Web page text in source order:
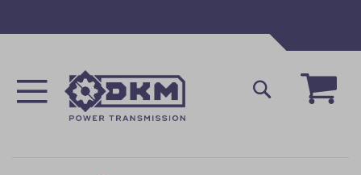
Mój
Szukaj